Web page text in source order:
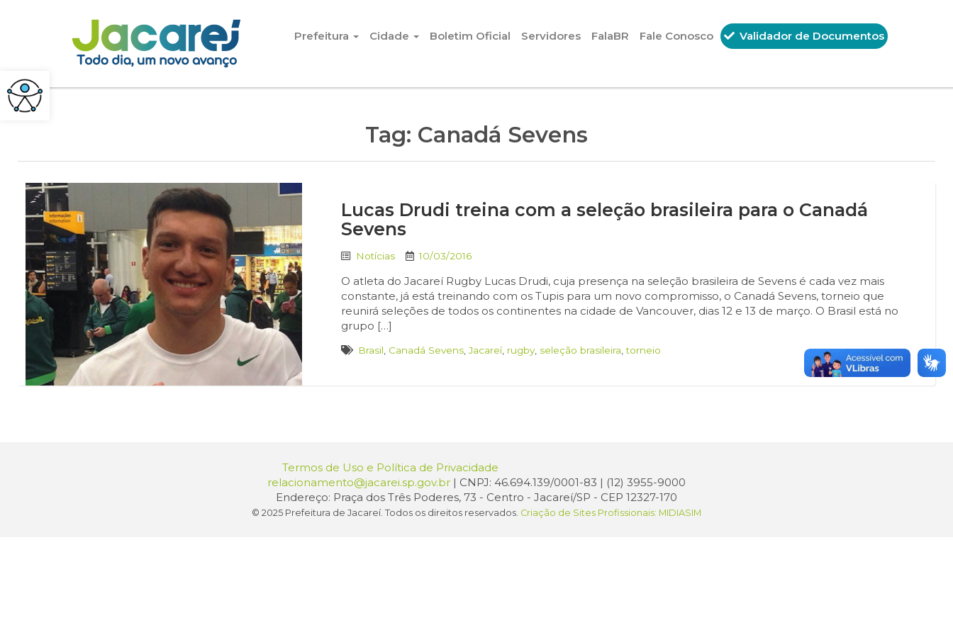
Pular para o conteúdo
Prefeitura
Cidade Boletim Oficial Servidores FalaBR Fale Conosco Validador de Documentos
Tag: Canadá Sevens
Lucas Drudi treina com a seleção brasileira para o Canadá
Sevens
Notícias 10/03/2016
O atleta do Jacareí Rugby Lucas Drudi, cuja presença na seleção brasileira de Sevens é cada vez mais
constante, já está treinando com os Tupis para um novo compromisso, o Canadá Sevens, torneio que
reunirá seleções de todos os continentes na cidade de Vancouver, dias 12 e 13 de março. O Brasil está no
grupo […]
Brasil Canadá Sevens ,Jacareí, rugby seleção brasileira ,torneio
Termos de Uso e Política de Privacidade
relacionamento@jacarei.sp.gov.br | CNPJ: 46.694.139/0001-83 | (12) 3955-9000
Endereço: Praça dos Três Poderes, 73 - Centro - Jacareí/SP - CEP 12327-170
© 2025 Prefeitura de Jacareí. Todos os direitos reservados. Criação de Sites Profissionais: MIDIASIM